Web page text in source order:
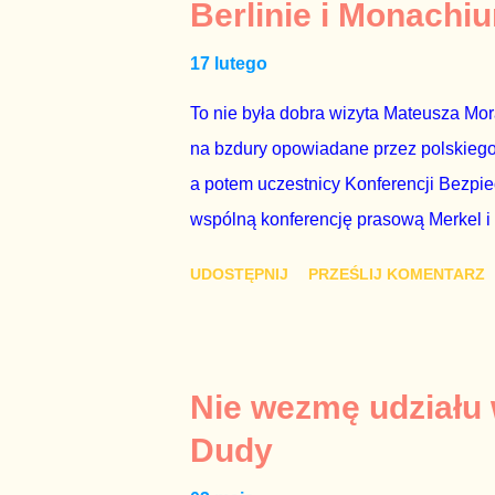
przedterminowymi wyborami
Bezpieczeństwa Wewnętrznego, a
Berlinie i
17 lutego
To nie była dobra wizyta Mateusza
na bzdury opowiadane przez
a potem uczestnicy Konferencji
wspólną konferencję prasową Merkel
tym i porównał PKB Polski i
pewnie dlatego, że nie chciało mu
naszego kraju z lat 2007-2015.
UDOSTĘPNIJ PRZEŚLIJ KOMENTARZ
Nie wezmę
Dudy